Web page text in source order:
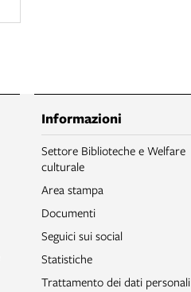
Informazioni
Settore Biblioteche e Welfare
culturale
Area stampa
Documenti
Seguici sui social
Statistiche
Trattamento dei dati personali